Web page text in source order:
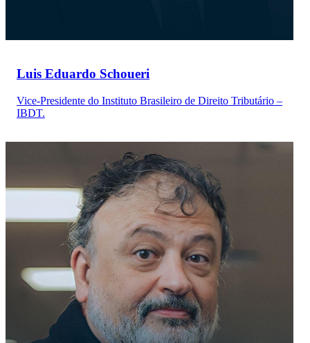
Luis Eduardo Schoueri
Vice-Presidente do Instituto Brasileiro de Direito Tributário –
IBDT.